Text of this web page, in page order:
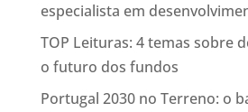
especialista em
TOP Leituras: 4 temas sobre
o futuro dos fundos
Portugal 2030 no Terreno: o